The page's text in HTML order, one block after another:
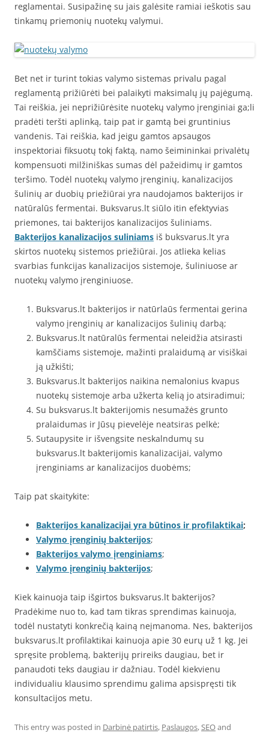
reglamentai. Susipažinę su jais galėsite ramiai ieškotis sau
tinkamų priemonių nuotekų valymui.
Bet net ir turint tokias valymo sistemas privalu pagal
reglamentą prižiūrėti bei palaikyti maksimalų jų pajėgumą.
Tai reiškia, jei neprižiūrėsite nuotekų valymo įrenginiai ga;li
pradėti teršti aplinką, taip pat ir gamtą bei gruntinius
vandenis. Tai reiškia, kad jeigu gamtos apsaugos
inspektoriai fiksuotų tokį faktą, namo šeimininkai privalėtų
kompensuoti milžiniškas sumas dėl pažeidimų ir gamtos
teršimo. Todėl nuotekų valymo įrenginių, kanalizacijos
šulinių ar duobių priežiūrai yra naudojamos bakterijos ir
natūralūs fermentai. Buksvarus.lt siūlo itin efektyvias
priemones, tai bakterijos kanalizacijos šuliniams.
Bakterijos kanalizacijos suliniams iš buksvarus.lt yra
skirtos nuotekų sistemos priežiūrai. Jos atlieka kelias
svarbias funkcijas kanalizacijos sistemoje, šuliniuose ar
nuotekų valymo įrenginiuose.
Buksvarus.lt bakterijos ir natūrlaūs fermentai gerina
valymo įrenginių ar kanalizacijos šulinių darbą;
Buksvarus.lt natūralūs fermentai neleidžia atsirasti
kamščiams sistemoje, mažinti pralaidumą ar visiškai
ją užkišti;
Buksvarus.lt bakterijos naikina nemalonius kvapus
nuotekų sistemoje arba užkerta kelią jo atsiradimui;
Su buksvarus.lt bakterijomis nesumažės grunto
pralaidumas ir Jūsų pievelėje neatsiras pelkė;
Sutaupysite ir išvengsite neskalndumų su
buksvarus.lt bakterijomis kanalizacijai, valymo
įrenginiams ar kanalizacijos duobėms;
Taip pat skaitykite:
Bakterijos kanalizacijai yra būtinos ir profilaktikai;
Valymo įrenginių bakterijos;
Bakterijos valymo įrenginiams;
Valymo įrenginių bakterijos;
Kiek kainuoja taip išgirtos buksvarus.lt bakterijos?
Pradėkime nuo to, kad tam tikras sprendimas kainuoja,
todėl nustatyti konkrečią kainą neįmanoma. Nes, bakterijos
buksvarus.lt profilaktikai kainuoja apie 30 eurų už 1 kg. Jei
spręsite problemą, bakterijų prireiks daugiau, bet ir
panaudoti teks daugiau ir dažniau. Todėl kiekvienu
individualiu klausimo sprendimu galima apsispręsti tik
konsultacijos metu.
This entry was posted in Darbinė patirtis, Paslaugos,SEOand